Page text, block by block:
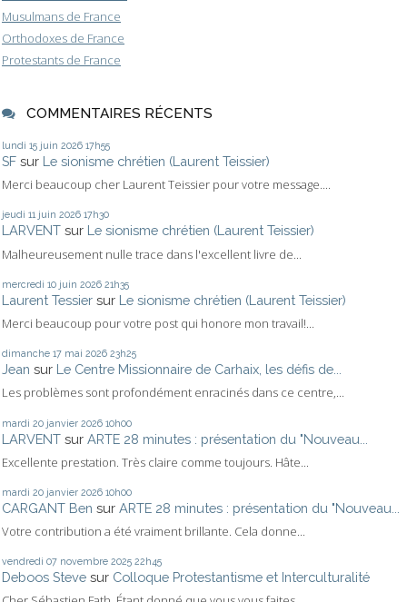
Musulmans de France
Orthodoxes de France
Protestants de France
COMMENTAIRES RÉCENTS
lundi 15 juin 2026 17h55
SF sur Le sionisme chrétien (Laurent Teissier)
Merci beaucoup cher Laurent Teissier pour votre message....
jeudi 11 juin 2026 17h30
LARVENT sur Le sionisme chrétien (Laurent Teissier)
Malheureusement nulle trace dans l'excellent livre de...
mercredi 10 juin 2026 21h35
Laurent Tessier sur Le sionisme chrétien (Laurent Teissier)
Merci beaucoup pour votre post qui honore mon travail!...
dimanche 17 mai 2026 23h25
Jean sur Le Centre Missionnaire de Carhaix, les défis de...
Les problèmes sont profondément enracinés dans ce centre,...
mardi 20 janvier 2026 10h00
LARVENT sur ARTE 28 minutes : présentation du "Nouveau...
Excellente prestation. Très claire comme toujours. Hâte...
mardi 20 janvier 2026 10h00
CARGANT Ben sur ARTE 28 minutes : présentation du "Nouveau...
Votre contribution a été vraiment brillante. Cela donne...
vendredi 07 novembre 2025 22h45
Deboos Steve sur Colloque Protestantisme et Interculturalité